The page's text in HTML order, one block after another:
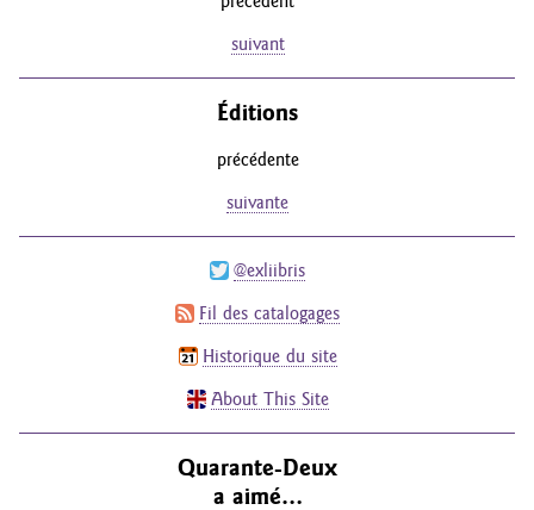
suivant
Éditions
précédente
suivante
@exliibris
Fil des catalogages
Historique du site
About This Site
Quarante-Deux
a aimé…